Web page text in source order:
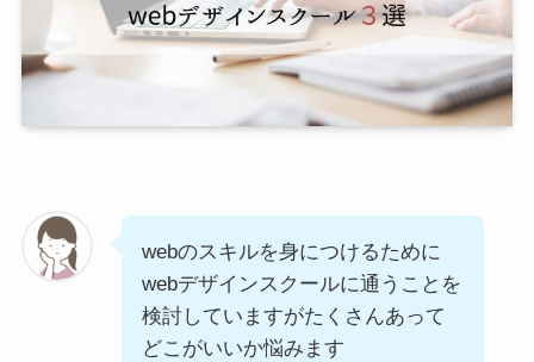
webのスキルを身につけるために
webデザインスクールに通うことを
検討していますがたくさんあって
どこがいいか悩みます